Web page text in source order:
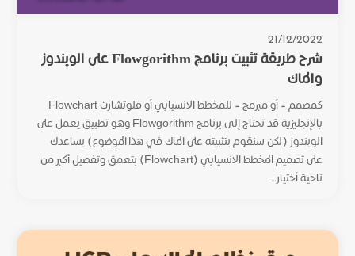
21/12/2022
شرح طريقة تثبيت برنامج Flowgorithm على الويندوز
والماك
كمصمم – أو مبرمج – للمخطط الانسيابي أو فلوتشارت Flowchart
بالإنجليزية قد تحتاج إلى برنامج Flowgorithm وهو تطبيق يعمل على
الويندوز (لكن سنقوم بتثبيته على الماك في هذا الموضوع) يساعدك
على تصميم المخطط الانسيابي (Flowchart) بتعمق وتفصيل أكبر من
ناحية أختيار...